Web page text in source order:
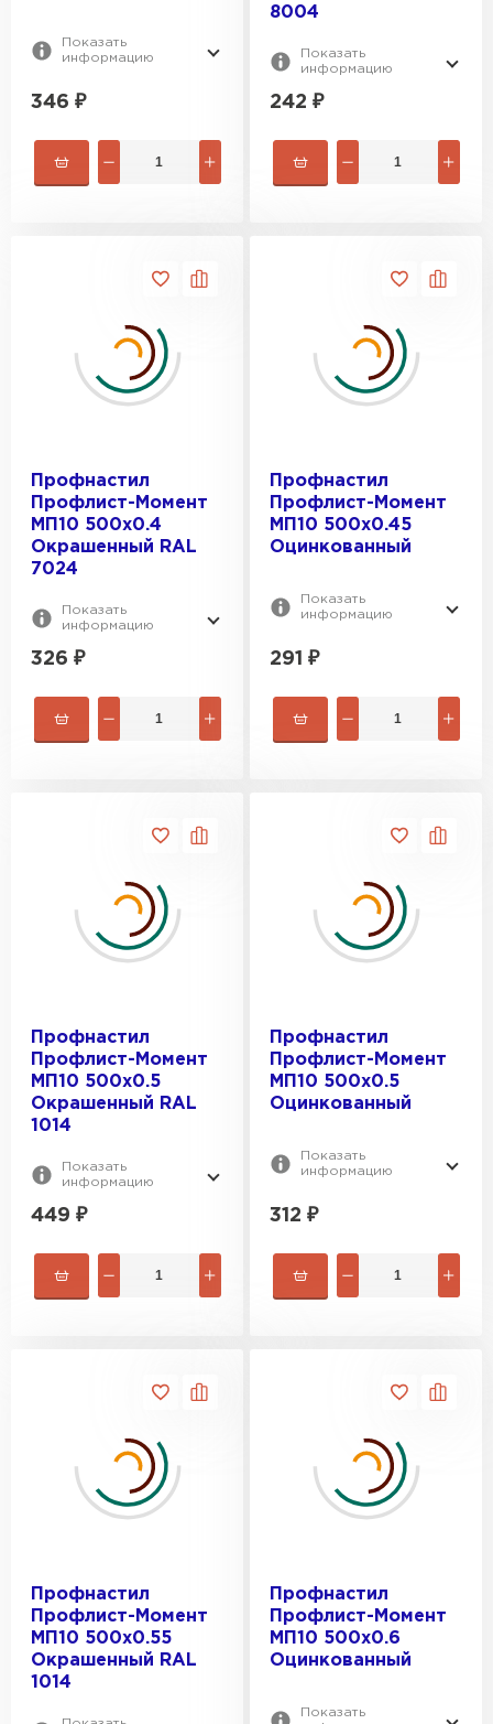
Показать
информацию
346 ₽
8004
Показать
информацию
242 ₽
Профнастил
Профлист-Момент
МП10 500х0.4
Окрашенный RAL
7024
Показать
информацию
326 ₽
Профнастил
Профлист-Момент
МП10 500х0.45
Оцинкованный
Показать
информацию
291 ₽
Профнастил
Профлист-Момент
МП10 500х0.5
Окрашенный RAL
1014
Показать
информацию
449 ₽
Профнастил
Профлист-Момент
МП10 500х0.5
Оцинкованный
Показать
информацию
312 ₽
Профнастил
Профлист-Момент
МП10 500х0.55
Окрашенный RAL
1014
Профнастил
Профлист-Момент
МП10 500х0.6
Оцинкованный
Показать